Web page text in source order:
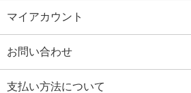
マイアカウント
お問い合わせ
支払い方法について